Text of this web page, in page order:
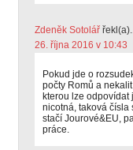
Zdeněk Sotolář
26. října 2016 v 10:43
Pokud jde o
počty Romů a
kterou lze
nicotná, taková čísla
stačí Jourové&EU,
práce.